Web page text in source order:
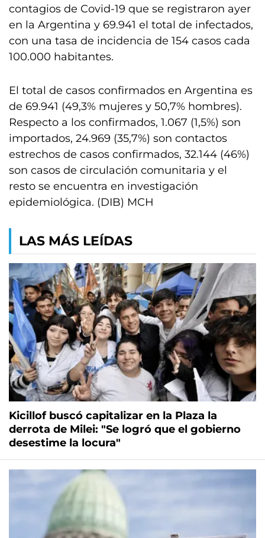
contagios de Covid-19 que se registraron ayer
en la Argentina y 69.941 el total de infectados,
con una tasa de incidencia de 154 casos cada
100.000 habitantes.
El total de casos confirmados en Argentina es
de 69.941 (49,3% mujeres y 50,7% hombres).
Respecto a los confirmados, 1.067 (1,5%) son
importados, 24.969 (35,7%) son contactos
estrechos de casos confirmados, 32.144 (46%)
son casos de circulación comunitaria y el
resto se encuentra en investigación
epidemiológica. (DIB) MCH
LAS MÁS LEÍDAS
Kicillof buscó capitalizar en la Plaza la
derrota de Milei: "Se logró que el gobierno
desestime la locura"